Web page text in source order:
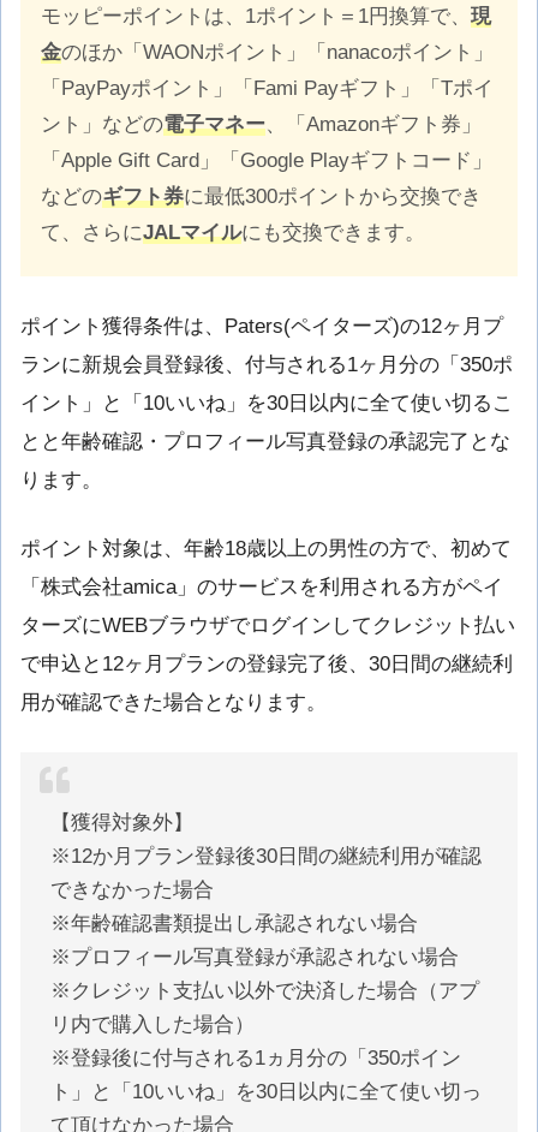
モッピーポイントは、1ポイント＝1円換算で、 現
金のほか「WAONポイント」「nanacoポイント」
「PayPayポイント」「Fami Payギフト」「Tポイ
ント」などの電子マネー、「Amazonギフト券」
「Apple Gift Card」「Google Playギフトコード」
などのギフト券に最低300ポイントから交換でき
て、さらにJALマイルにも交換できます。
ポイント獲得条件は、Paters(ペイターズ)の12ヶ月プ
ランに新規会員登録後、付与される1ヶ月分の「350ポ
イント」と「10いいね」を30日以内に全て使い切るこ
とと年齢確認・プロフィール写真登録の承認完了とな
ります。
ポイント対象は、年齢18歳以上の男性の方で、初めて
「株式会社amica」のサービスを利用される方がペイ
ターズにWEBブラウザでログインしてクレジット払い
で申込と12ヶ月プランの登録完了後、30日間の継続利
用が確認できた場合となります。
【獲得対象外】
※12か月プラン登録後30日間の継続利用が確認
できなかった場合
※年齢確認書類提出し承認されない場合
※プロフィール写真登録が承認されない場合
※クレジット支払い以外で決済した場合（アプ
リ内で購入した場合）
※登録後に付与される1ヵ月分の「350ポイン
ト」と「10いいね」を30日以内に全て使い切っ
て頂けなかった場合